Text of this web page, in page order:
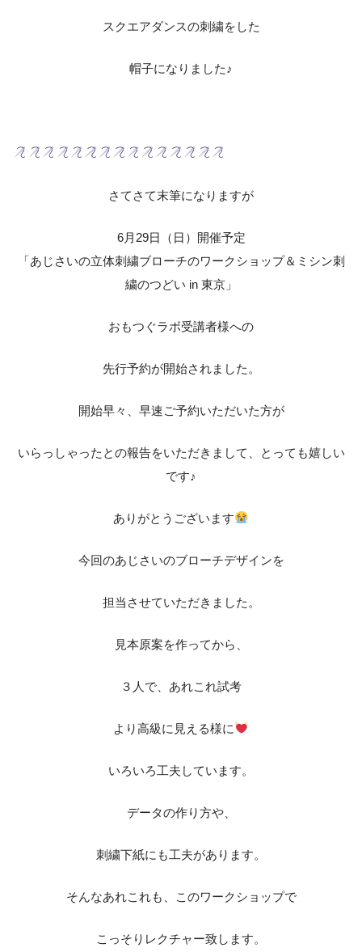
スクエアダンスの刺繍をした
帽子になりました♪
さてさて末筆になりますが
6月29日（日）開催予定
「あじさいの立体刺繍ブローチのワークショップ＆ミシン刺
繍のつどい in 東京」
おもつぐラボ受講者様への
先行予約が開始されました。
開始早々、早速ご予約いただいた方が
いらっしゃったとの報告をいただきまして、とっても嬉しい
です♪
ありがとうございます
今回のあじさいのブローチデザインを
担当させていただきました。
見本原案を作ってから、
３人で、あれこれ試考
より高級に見える様に
いろいろ工夫しています。
データの作り方や、
刺繍下紙にも工夫があります。
そんなあれこれも、このワークショップで
こっそりレクチャー致します。